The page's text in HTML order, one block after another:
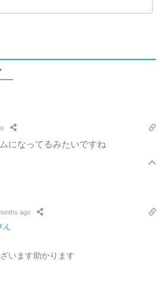
になってるみたいですね
ago
ん
います助かります